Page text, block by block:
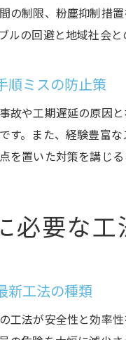
の制限、粉塵抑制措
ルの回避と地域社会と
順ミスの防止策
故や工期遅延の原因
す。また、経験豊富
を置いた対策を講じ
必要な工
新工法の種類
工法が安全性と効率